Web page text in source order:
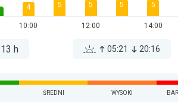
4
10:00
5 5
12:00
5 5
14:00
13 h 05:21 20:16
ŚREDNI WYSOKI